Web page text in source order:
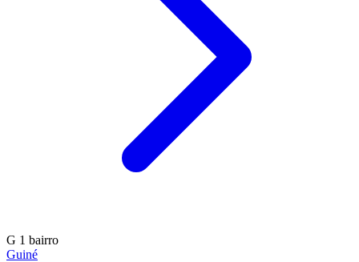
G 1 bairro
Guiné